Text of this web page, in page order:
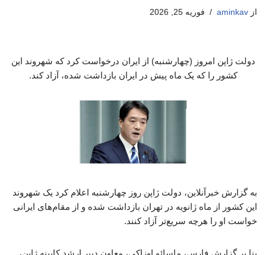
از aminkav فوریه 25, 2026
دولت ژاپن امروز (چهارشنبه) از ایران درخواست کرد که شهروند این
کشور را که یک ماه پیش در ایران بازداشت شده، آزاد کند.
به گزارش خبرآنلاین، دولت ژاپن روز چهارشنبه اعلام کرد یک شهروند
این کشور از ماه ژانویه در تهران بازداشت شده و از مقام‌های ایرانی
خواست او را هرچه سریع‌تر آزاد کنند.
بنا بر گزارش فارس، ماسائو اوزاکی، معاون دبیر ارشد کابینه ژاپن،